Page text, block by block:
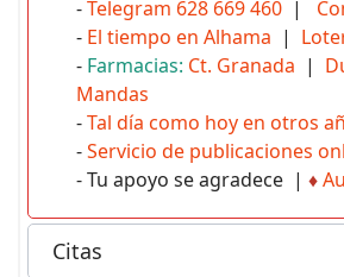
-Telegram 628 669 460 |
- El tiempo en Alhama |
- Farmacias: Ct. Granada |
Mandas
-Tal día como hoy en otros
-Servicio de publicaciones
- Tu apoyo se agradece | ♦
Citas